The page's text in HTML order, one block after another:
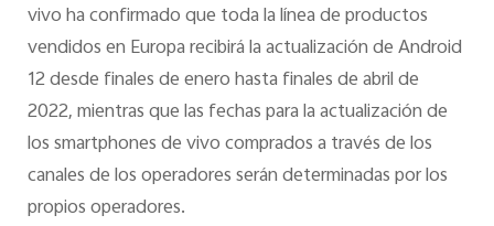
vivo ha confirmado que toda la línea de productos
vendidos en Europa recibirá la actualización de Android
12 desde finales de enero hasta finales de abril de
2022, mientras que las fechas para la actualización de
los smartphones de vivo comprados a través de los
canales de los operadores serán determinadas por los
propios operadores.